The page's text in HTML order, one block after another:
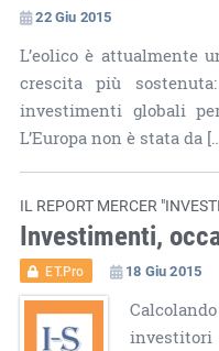
22 Giu 2015
L’eolico è attualmente
crescita più
investimenti globali
L’Europa non è stata da
IL REPORT MERCER
Investimenti,
ET.Pro 18 Giu 2015